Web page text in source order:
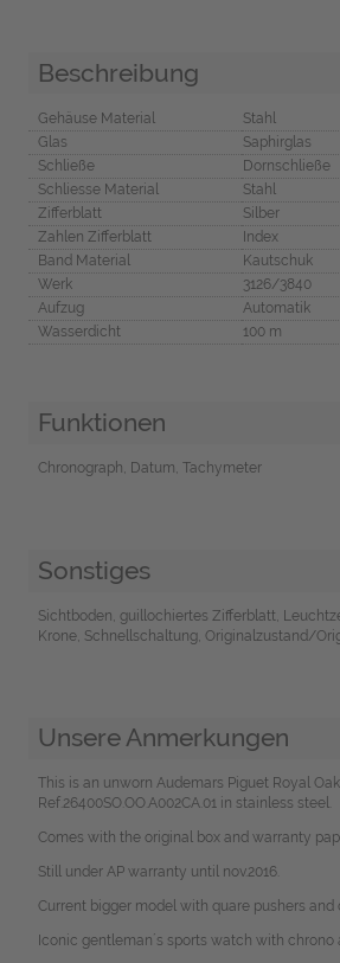
Beschreibung
Gehäuse Material
Stahl
Glas
Saphirglas
Schließe
Dornschließe
Schliesse Material
Stahl
Zifferblatt
Silber
Zahlen Zifferblatt
Index
Band Material
Kautschuk
Werk
3126/3840
Aufzug
Automatik
Wasserdicht
100 m
Funktionen
Chronograph, Datum, Tachymeter
Sonstiges
Sichtboden, guillochiertes Zifferblatt,
Krone, Schnellschaltung, Originalzustand/
Unsere Anmerkungen
This is an unworn Audemars Piguet Royal
Ref.26400SO.OO.A002CA.01 in stainless steel.
Comes with the original box and warranty
Still under AP warranty until nov.2016.
Current bigger model with quare pushers and
Iconic gentleman´s sports watch with